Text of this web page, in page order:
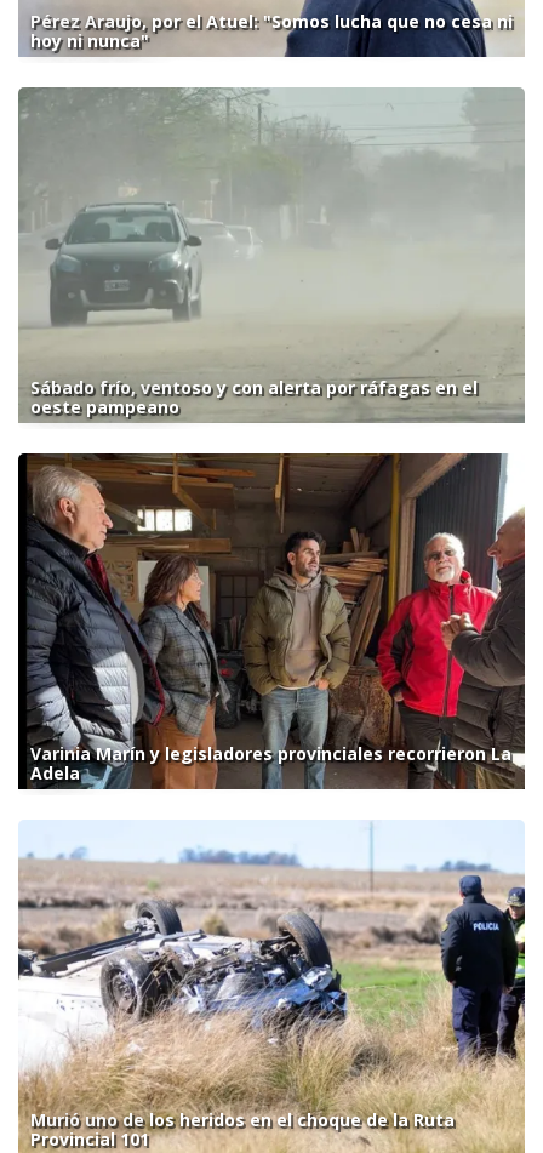
Pérez Araujo, por el Atuel: "Somos lucha que no cesa ni
hoy ni nunca"
Sábado frío, ventoso y con alerta por ráfagas en el
oeste pampeano
Varinia Marín y legisladores provinciales recorrieron La
Adela
Murió uno de los heridos en el choque de la Ruta
Provincial 101